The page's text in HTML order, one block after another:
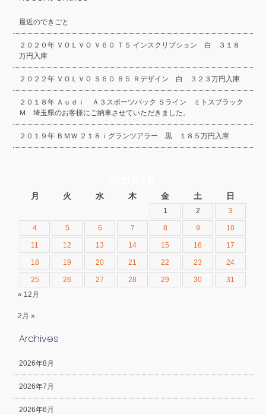
最近のできごと
２０２０年 ＶＯＬＶＯ Ｖ６０ Ｔ５ インスクリプション 白 ３１８
万円入庫
２０２２年 ＶＯＬＶＯ Ｓ６０ Ｂ５ Ｒデザイン 白 ３２３万円入庫
２０１８年 Ａｕｄｉ Ａ３スポーツバック Ｓライン ミトスブラック
Ｍ 埼玉県のお客様にご納車させていただきました。
２０１９年 ＢＭＷ ２１８ｉグランツアラー 黒 １８５万円入庫
月 火 水 木 金 土 日
1 2 3
4 5 6 7 8 9 10
11 12 13 14 15 16 17
18 19 20 21 22 23 24
25 26 27 28 29 30
31
« 12月
2月 »
Archives
2026年8月
2026年7月
2026年6月